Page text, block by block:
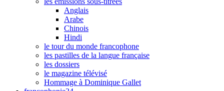
Anglais
Arabe
Chinois
Hindi
le tour du monde francophone
les pastilles de la langue française
les dossiers
le magazine télévisé
Hommage à Dominique Gallet